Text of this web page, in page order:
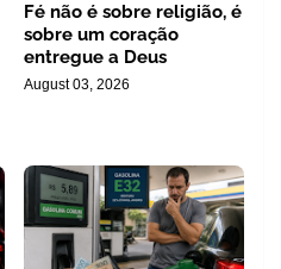
Fé não é sobre religião, é
sobre um coração
entregue a Deus
August 03, 2026